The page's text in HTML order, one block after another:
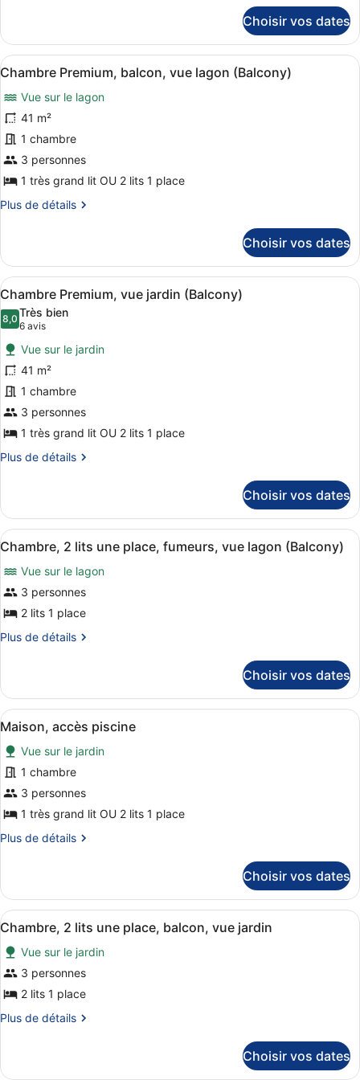
Luxe,
1
très
grand
lit
le
type
de
Suite
Luxe,
très
grand
Choisir vos dates
Afficher
toutes
les
photos
pour
ce
type
chambre :
balcon,
vue
lagon
(Balcony)
Une chambre d’hôtel avec deux
7
Chambre Premium, balcon, vue lagon (Balcony)
Vue sur le lagon
41 m²
1 chambre
3 personnes
1 très grand lit OU 2 lits 1 place
Plus de détails
Plus
le
type
de
chambre
Chambre
Premium,
balcon,
vue
lagon
(Balcony)
Choisir vos dates
Afficher
toutes
les
photos
pour
ce
type
de
chambre :
Chambre
jardin
(Balcony)
Une chambre d’hôtel avec deux
7
Chambre Premium, vue jardin (Balcony)
8,08,0 sur 10
Très bien
6 avis
(6 avis)
Vue sur le jardin
41 m²
1 chambre
3 personnes
1 très grand lit OU 2 lits 1 place
Plus de détails
Plus
le
type
de
Chambre
Premium,
vue
jardin
(Balcony)
Choisir vos dates
Afficher
toutes
les
photos
pour
ce
type
chambre :
Chambre,
2
lits
une
place,
fumeurs,
vue
lagon
Une chambre d’hôtel avec deux
4
Chambre, 2 lits une place, fumeurs, vue lagon (Balcony)
Vue sur le lagon
3 personnes
2 lits 1 place
Plus de détails
Plus
le
type
de
Chambre,
lits
une
place,
vue
Choisir vos dates
Afficher
toutes
les
photos
pour
ce
de
accès
piscine
Une chambre d’hôtel avec un
4
Maison, accès piscine
Vue sur le jardin
1 chambre
3 personnes
1 très grand lit OU 2 lits 1 place
Plus de détails
Plus
le
type
de
Maison,
accès
piscine
Choisir vos dates
Afficher
toutes
les
photos
pour
ce
type
chambre :
Une chambre d’hôtel avec deux
4
Chambre, 2 lits une place, balcon, vue jardin
Vue sur le jardin
3 personnes
2 lits 1 place
Plus de détails
Plus
le
Choisir vos dates